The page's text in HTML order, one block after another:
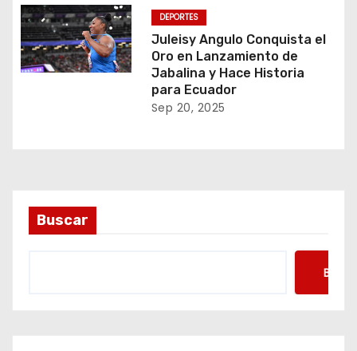
DEPORTES
Juleisy Angulo Conquista el
Oro en Lanzamiento de
Jabalina y Hace Historia
para Ecuador
Sep 20, 2025
Buscar